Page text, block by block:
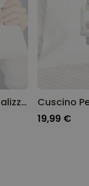
Federa per Cuscino Personalizzata con 3 Foto e Testo
19,99 €